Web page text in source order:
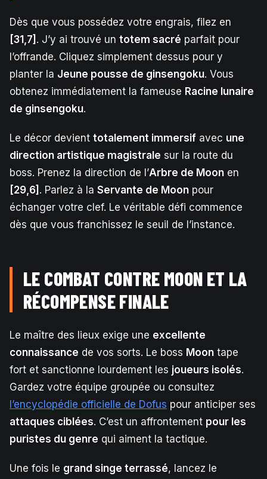
Dès que vous possédez votre engrais, filez en
[31,7] . J’y ai trouvé un totem sacré parfait pour
l’offrande. Cliquez simplement dessus pour y
planter la Jeune pousse de ginsengoku. Vous
obtenez immédiatement la fameuse Racine lunaire
de ginsengoku.
Le décor devient totalement immersif avec une
direction artistique magistrale sur la route du
boss. Prenez la direction de l’Arbre de Moon en
[29,6] . Parlez à la Servante de Moon pour
échanger votre clef. Le véritable défi commence
dès que vous franchissez le seuil de l’instance.
LE COMBAT CONTRE MOON ET LA
RÉCOMPENSE FINALE
Le maître des lieux exige une excellente
connaissance de vos sorts. Le boss Moon tape
fort et sanctionne lourdement les joueurs isolés.
Gardez votre équipe groupée ou consultez
l’encyclopédie officielle de Dofus pour anticiper ses
attaques ciblées. C’est un affrontement pour les
puristes du genre qui aiment la tactique.
Une fois le grand singe terrassé, lancez le